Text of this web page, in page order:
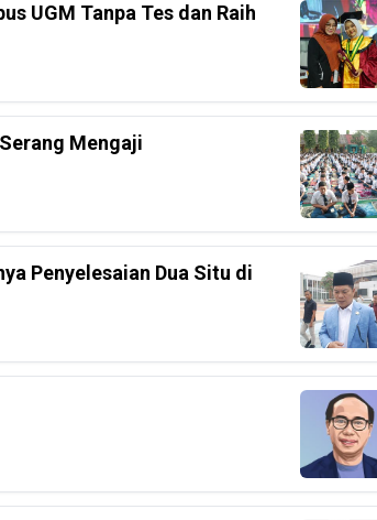
UGM Tanpa Tes dan Raih
Mengaji
Penyelesaian Dua Situ di